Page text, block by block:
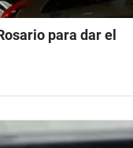
para dar el